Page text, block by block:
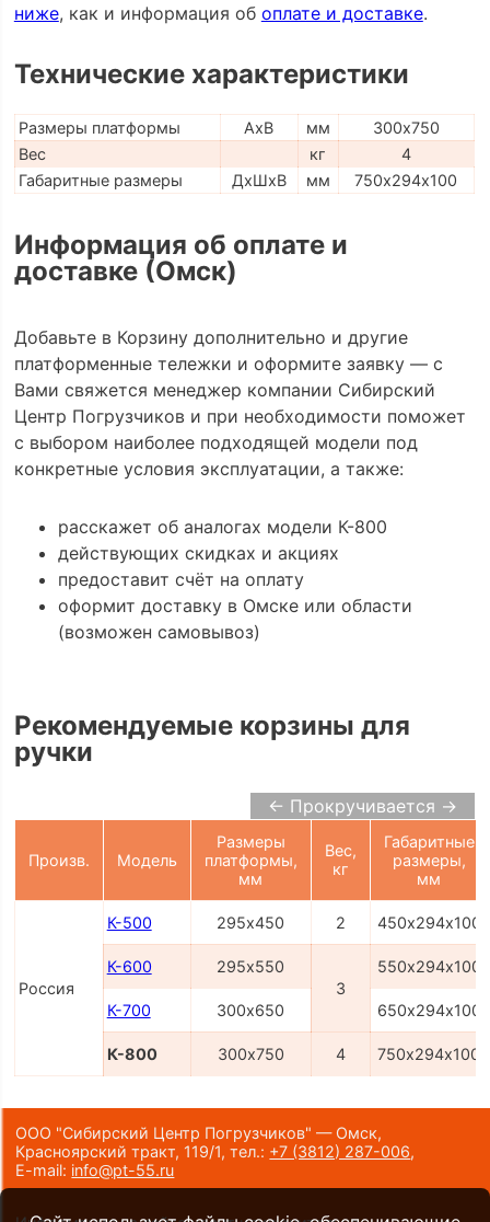
ниже, как и информация об оплате и доставке.
Технические характеристики
Размеры платформы AxB мм
300х750
Вес
кг
4
Габаритные размеры
ДхШхВ мм 750х294х100
Информация об оплате и
доставке (Омск)
Добавьте в Корзину дополнительно и другие
платформенные тележки и оформите заявку — с
Вами свяжется менеджер компании Сибирский
Центр Погрузчиков и при необходимости поможет
с выбором наиболее подходящей модели под
конкретные условия эксплуатации, а также:
расскажет об аналогах модели К-800
действующих скидках и акциях
предоставит счёт на оплату
оформит доставку в Омске или области
(возможен самовывоз)
Рекомендуемые корзины для
ручки
← Прокручивается →
Произв. Модель
Размеры
платформы,
мм
Вес,
кг
Габаритные
размеры,
мм
Россия
К-500 295х450 2 450х294х100
К-600
295х550
3
550х294х100
К-700 300х650 650х294х100
К-800 300х750 4 750х294х100
ООО "Сибирский Центр Погрузчиков" — Омск,
Красноярский тракт, 119/1,тел.: +7 (3812) 287-006,
E-mail: info@pt-55.ru